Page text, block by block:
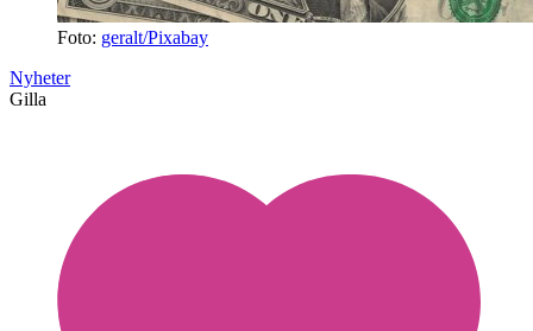
Foto: geralt/Pixabay
Nyheter
Gilla